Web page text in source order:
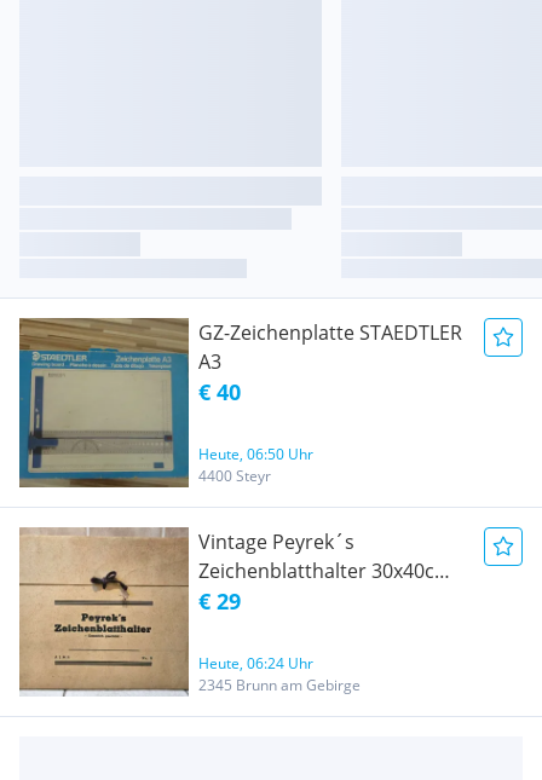
GZ-Zeichenplatte STAEDTLER
A3
€ 40
Heute, 06:50 Uhr
4400 Steyr
Vintage Peyrek´s
Zeichenblatthalter 30x40cm
in Originalkarton
€ 29
Heute, 06:24 Uhr
2345 Brunn am Gebirge